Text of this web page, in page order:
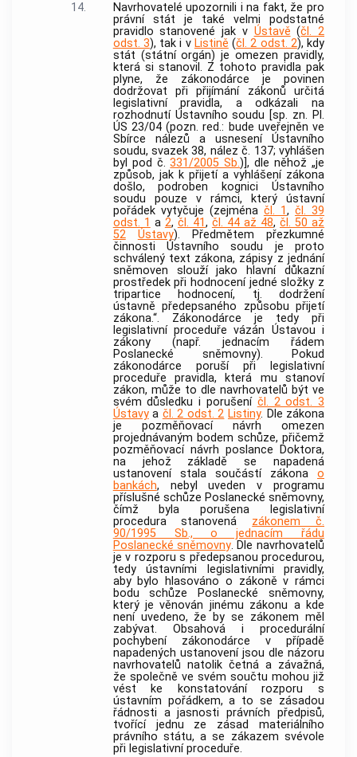
14.
Navrhovatelé upozornili i na fakt, že pro
právní stát je také velmi podstatné
pravidlo stanovené jak v Ústavě (čl. 2
odst. 3), tak i v Listině (čl. 2 odst. 2), kdy
stát (státní orgán) je omezen pravidly,
která si stanovil. Z tohoto pravidla pak
plyne, že zákonodárce je povinen
dodržovat při přijímání zákonů určitá
legislativní pravidla, a odkázali na
rozhodnutí Ústavního soudu [sp. zn. Pl.
ÚS 23/04 (pozn. red.: bude uveřejněn ve
Sbírce nálezů a usnesení Ústavního
soudu, svazek 38, nález č. 137; vyhlášen
byl pod č.331/2005 Sb.)], dle něhož „je
způsob, jak k přijetí a vyhlášení zákona
došlo, podroben kognici Ústavního
soudu pouze v rámci, který ústavní
pořádek vytyčuje (zejména čl. 1, čl. 39
odst. 1 a 2, čl. 41, čl. 44 až 48,čl. 50 až
52
Ústavy). Předmětem přezkumné
činnostiÚstavního soudu je proto
schválený text zákona, zápisy z jednání
sněmoven slouží jako hlavní důkazní
prostředek při hodnocení jedné složky z
tripartice hodnocení, tj. dodržení
ústavně předepsaného způsobu přijetí
zákona.“. Zákonodárce je tedy při
legislativní proceduře vázán Ústavou i
zákony (např. jednacím řádem
Poslanecké sněmovny). Pokud
zákonodárce poruší při legislativní
proceduře pravidla, která mu stanoví
zákon, může to dle navrhovatelů být ve
svém důsledku i porušení čl. 2 odst. 3
Ústavya čl. 2 odst. 2 Listiny. Dle zákona
je pozměňovací návrh omezen
projednávaným bodem schůze, přičemž
pozměňovací návrh poslance Doktora,
na jehož základě se napadená
ustanovení stala součástí zákona o
bankách, nebyl uveden v programu
příslušné schůze Poslanecké sněmovny,
čímž byla porušena legislativní
procedura stanovená zákonem č.
90/1995 Sb., o jednacím řádu
Poslanecké sněmovny. Dle navrhovatelů
je v rozporu s předepsanou procedurou,
tedy ústavními legislativními pravidly,
aby bylo hlasováno o zákoně v rámci
bodu schůze Poslanecké sněmovny,
který je věnován jinému zákonu a kde
není uvedeno, že by se zákonem měl
zabývat. Obsahová i procedurální
pochybení zákonodárce v případě
napadených ustanovení jsou dle názoru
navrhovatelů natolik četná a závažná,
že společně ve svém součtu mohou již
vést ke konstatování rozporu s
ústavním pořádkem, a to se zásadou
řádnosti a jasnosti právních předpisů,
tvořící jednu ze zásad materiálního
právního státu, a se zákazem svévole
při legislativní proceduře.